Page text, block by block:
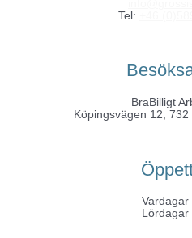
Tel:
BraBilligt
Köpingsvägen 12,
Vardagar
Lördagar